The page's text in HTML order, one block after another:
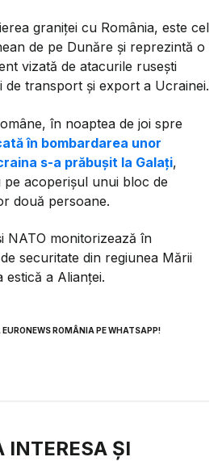
graniței cu România, este cel
de pe Dunăre și reprezintă o
vizată de atacurile rusești
transport și export a Ucrainei.
în noaptea de joi spre
în bombardarea unor
s-a prăbușit la Galați,
acoperișul unui bloc de
două persoane.
NATO monitorizează în
securitate din regiunea Mării
estică a Alianței.
ROMÂNIA PE WHATSAPP!
INTERESA ȘI